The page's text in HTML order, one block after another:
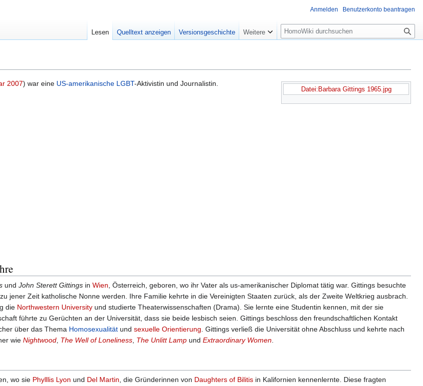
Datei:Barbara Gittings 1965.jpg
2007) war eine US-amerikanische LGBT-Aktivistin und Journalistin.
und John Sterett Gittings in Wien, Österreich, geboren, wo ihr Vater als us-amerikanischer Diplomat tätig war. Gittings besuchte
jener Zeit katholische Nonne werden. Ihre Familie kehrte in die Vereinigten Staaten zurück, als der Zweite Weltkrieg ausbrach.
die Northwestern University und studierte Theaterwissenschaften (Drama). Sie lernte eine Studentin kennen, mit der sie
führte zu Gerüchten an der Universität, dass sie beide lesbisch seien. Gittings beschloss den freundschaftlichen Kontakt
über das Thema Homosexualität und sexuelle Orientierung. Gittings verließ die Universität ohne Abschluss und kehrte nach
wie Nightwood, The Well of Loneliness, The Unlitt Lamp und Extraordinary Women.
wo sie Phylllis Lyon und Del Martin, die Gründerinnen von Daughters of Bilitis in Kalifornien kennenlernte. Diese fragten
Anmelden Benutzerkonto beantragen
Lesen Quelltext anzeigen Versionsgeschichte Weitere
Suche